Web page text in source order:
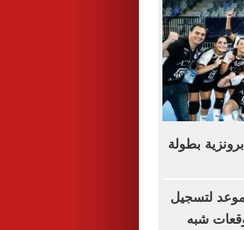
بطولة
آخر موعد لتسجيل
شبه